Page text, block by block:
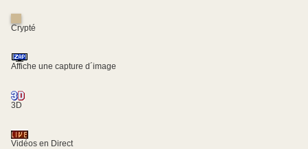
Crypté
Affiche une capture d´image
3D
Vidéos en Direct